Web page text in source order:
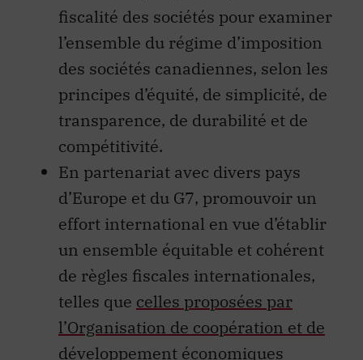
fiscalité des sociétés pour examiner
l’ensemble du régime d’imposition
des sociétés canadiennes, selon les
principes d’équité, de simplicité, de
transparence, de durabilité et de
compétitivité.
En partenariat avec divers pays
d’Europe et du G7, promouvoir un
effort international en vue d’établir
un ensemble équitable et cohérent
de règles fiscales internationales,
telles que celles proposées par
l’Organisation de coopération et de
développement économiques